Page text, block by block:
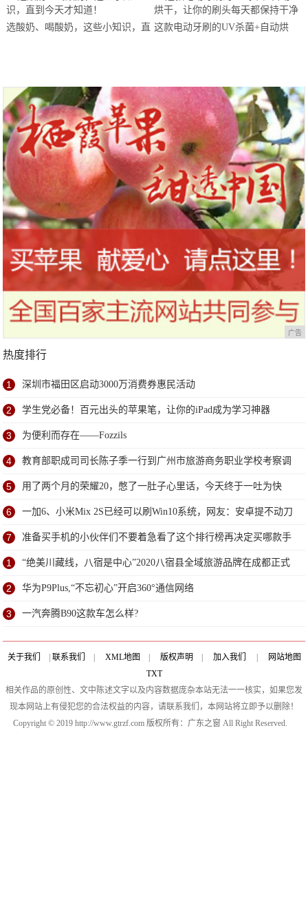
站欢乐开跑
选酸奶、喝酸奶，这些小知识，直 这款电动牙刷的UV杀菌+自动烘
广告
热度排行
1 深圳市福田区启动3000万消费券惠民活动
2 学生党必备！百元出头的苹果笔，让你的iPad成为学习神器
3 为便利而存在——Fozzils
4 教育部职成司司长陈子季一行到广州市旅游商务职业学校考察调
研
5 用了两个月的荣耀20，憋了一肚子心里话，今天终于一吐为快
6 一加6、小米Mix 2S已经可以刷Win10系统，网友：安卓提不动刀
了？
7 准备买手机的小伙伴们不要着急看了这个排行榜再决定买哪款手
机吧
1 “绝美川藏线，八宿是中心”2020八宿县全域旅游品牌在成都正式
发布
2 华为P9Plus,“不忘初心”开启360°通信网络
3 一汽奔腾B90这款车怎么样?
关于我们 | 联系我们 | XML地图 | 版权声明 | 加入我们 |
网站地图
TXT
相关作品的原创性、文中陈述文字以及内容数据庞杂本站无法一一核实，如果您发
现本网站上有侵犯您的合法权益的内容，请联系我们，本网站将立即予以删除！
Copyright © 2019 http://www.gtrzf.com 版权所有：广东之窗 All Right Reserved.